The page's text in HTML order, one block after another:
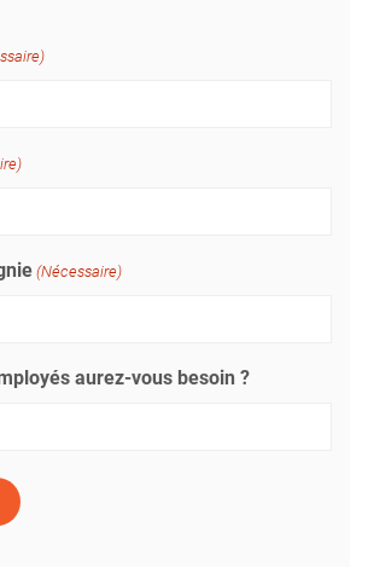
(Nécessaire)
aurez-vous besoin ?